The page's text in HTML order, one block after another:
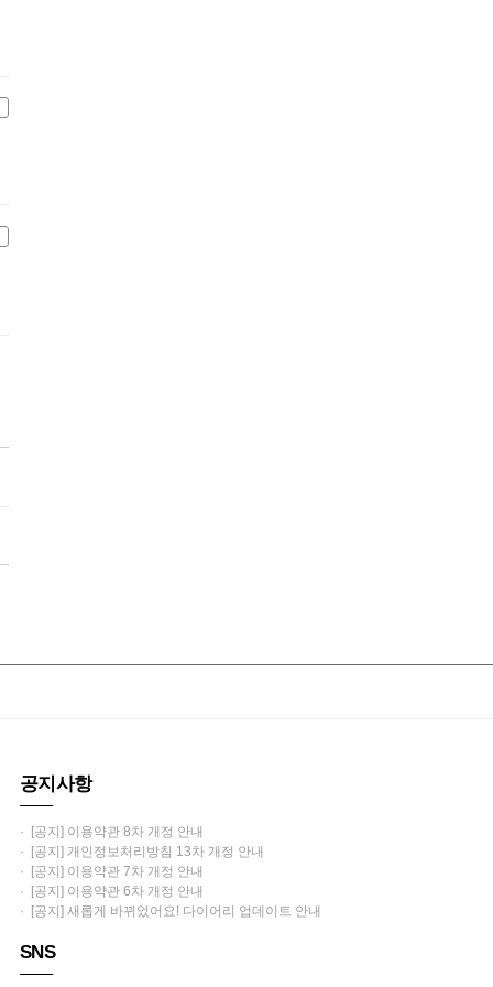
공지사항
· [공지] 이용약관 8차 개정 안내
· [공지] 개인정보처리방침 13차 개정 안내
· [공지] 이용약관 7차 개정 안내
· [공지] 이용약관 6차 개정 안내
· [공지] 새롭게 바뀌었어요! 다이어리 업데이트 안내
SNS